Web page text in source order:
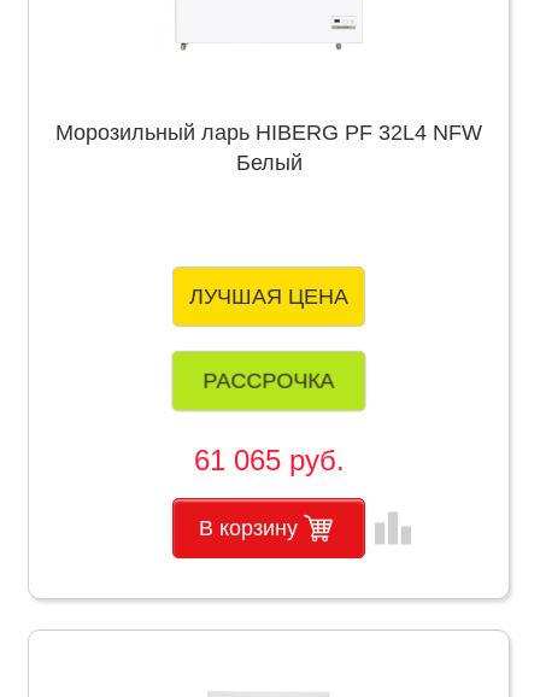
Морозильный ларь HIBERG PF 32L4 NFW
Белый
ЛУЧШАЯ ЦЕНА
РАССРОЧКА
61 065 руб.
В корзину leaderboard